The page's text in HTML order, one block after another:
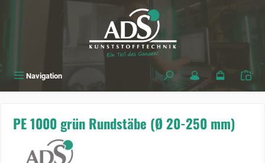
Navigation
PE 1000 grün Rundstäbe (Ø 20-250 mm)